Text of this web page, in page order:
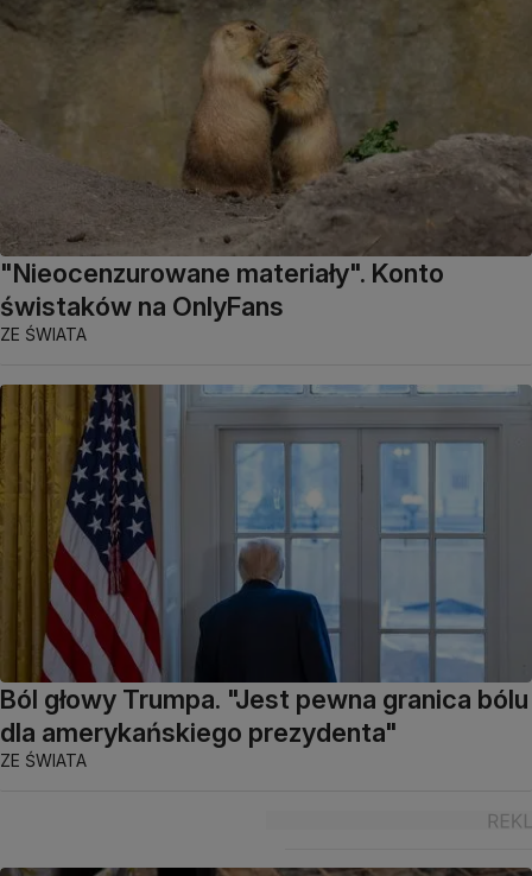
"Nieocenzurowane materiały". Konto
świstaków na OnlyFans
ZE ŚWIATA
Ból głowy Trumpa. "Jest pewna granica bólu
dla amerykańskiego prezydenta"
ZE ŚWIATA